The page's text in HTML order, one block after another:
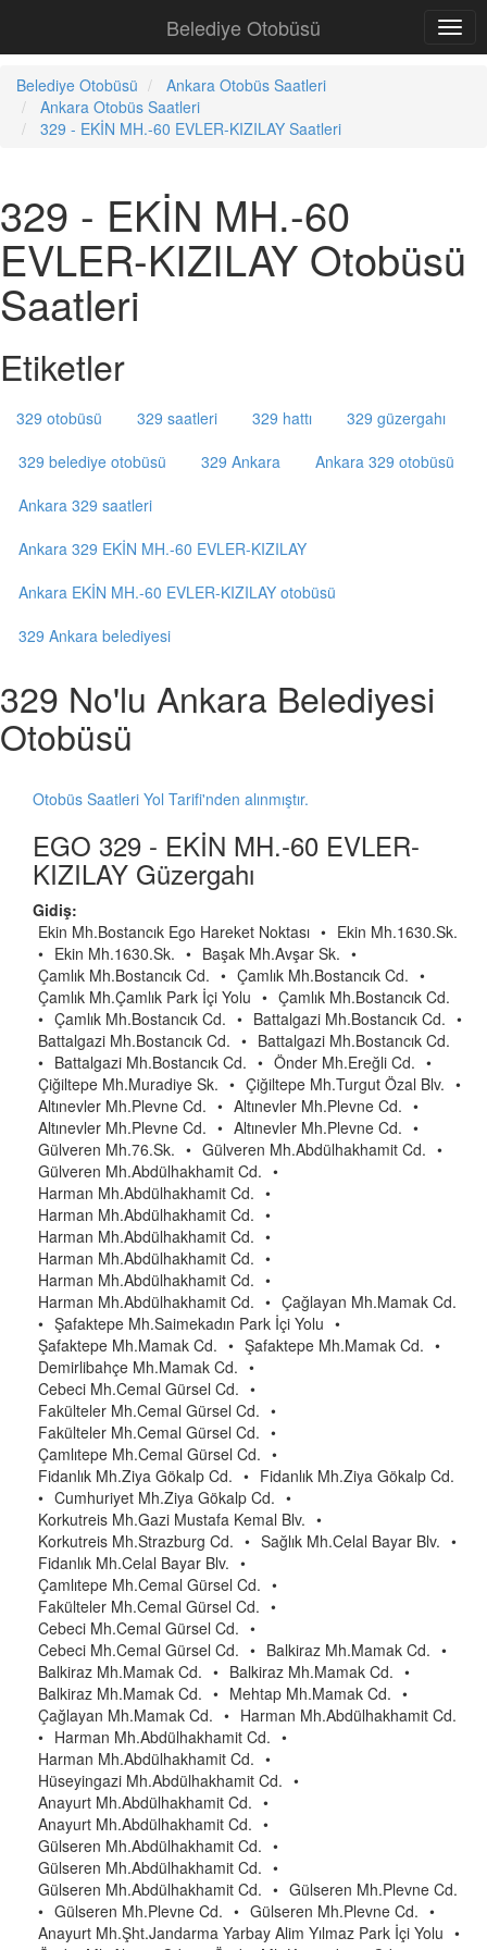
Belediye Otobüsü
Belediye Otobüsü
Ankara Otobüs Saatleri
Ankara Otobüs Saatleri
329 - EKİN MH.-60 EVLER-KIZILAY Saatleri
329 - EKİN MH.-60
EVLER-KIZILAY Otobüsü
Saatleri
Etiketler
329 otobüsü 329 saatleri 329 hattı
329 güzergahı
329 belediye otobüsü
329 Ankara
Ankara 329 otobüsü
Ankara 329 saatleri
Ankara 329 EKİN MH.-60 EVLER-KIZILAY
Ankara EKİN MH.-60 EVLER-KIZILAY otobüsü
329 Ankara belediyesi
329 No'lu Ankara Belediyesi
Otobüsü
Otobüs Saatleri Yol Tarifi'nden alınmıştır.
EGO 329 - EKİN MH.-60 EVLER-
KIZILAY Güzergahı
Gidiş:
Ekin Mh.Bostancık Ego Hareket Noktası • Ekin Mh.1630.Sk.
• Ekin Mh.1630.Sk. • Başak Mh.Avşar Sk. •
Çamlık Mh.Bostancık Cd. • Çamlık Mh.Bostancık Cd. •
Çamlık Mh.Çamlık Park İçi Yolu • Çamlık Mh.Bostancık Cd.
• Çamlık Mh.Bostancık Cd. • Battalgazi Mh.Bostancık Cd. •
Battalgazi Mh.Bostancık Cd. • Battalgazi Mh.Bostancık Cd.
• Battalgazi Mh.Bostancık Cd. • Önder Mh.Ereğli Cd. •
Çiğiltepe Mh.Muradiye Sk. • Çiğiltepe Mh.Turgut Özal Blv. •
Altınevler Mh.Plevne Cd. • Altınevler Mh.Plevne Cd. •
Altınevler Mh.Plevne Cd. • Altınevler Mh.Plevne Cd. •
Gülveren Mh.76.Sk. • Gülveren Mh.Abdülhakhamit Cd. •
Gülveren Mh.Abdülhakhamit Cd. •
Harman Mh.Abdülhakhamit Cd. •
Harman Mh.Abdülhakhamit Cd. •
Harman Mh.Abdülhakhamit Cd. •
Harman Mh.Abdülhakhamit Cd. •
Harman Mh.Abdülhakhamit Cd. •
Harman Mh.Abdülhakhamit Cd. • Çağlayan Mh.Mamak Cd.
• Şafaktepe Mh.Saimekadın Park İçi Yolu •
Şafaktepe Mh.Mamak Cd. • Şafaktepe Mh.Mamak Cd. •
Demirlibahçe Mh.Mamak Cd. •
Cebeci Mh.Cemal Gürsel Cd. •
Fakülteler Mh.Cemal Gürsel Cd. •
Fakülteler Mh.Cemal Gürsel Cd. •
Çamlıtepe Mh.Cemal Gürsel Cd. •
Fidanlık Mh.Ziya Gökalp Cd. • Fidanlık Mh.Ziya Gökalp Cd.
• Cumhuriyet Mh.Ziya Gökalp Cd. •
Korkutreis Mh.Gazi Mustafa Kemal Blv. •
Korkutreis Mh.Strazburg Cd. • Sağlık Mh.Celal Bayar Blv. •
Fidanlık Mh.Celal Bayar Blv. •
Çamlıtepe Mh.Cemal Gürsel Cd. •
Fakülteler Mh.Cemal Gürsel Cd. •
Cebeci Mh.Cemal Gürsel Cd. •
Cebeci Mh.Cemal Gürsel Cd. • Balkiraz Mh.Mamak Cd. •
Balkiraz Mh.Mamak Cd. • Balkiraz Mh.Mamak Cd. •
Balkiraz Mh.Mamak Cd. • Mehtap Mh.Mamak Cd. •
Çağlayan Mh.Mamak Cd. • Harman Mh.Abdülhakhamit Cd.
• Harman Mh.Abdülhakhamit Cd. •
Harman Mh.Abdülhakhamit Cd. •
Hüseyingazi Mh.Abdülhakhamit Cd. •
Anayurt Mh.Abdülhakhamit Cd. •
Anayurt Mh.Abdülhakhamit Cd. •
Gülseren Mh.Abdülhakhamit Cd. •
Gülseren Mh.Abdülhakhamit Cd. •
Gülseren Mh.Abdülhakhamit Cd. • Gülseren Mh.Plevne Cd.
• Gülseren Mh.Plevne Cd. • Gülseren Mh.Plevne Cd. •
Anayurt Mh.Şht.Jandarma Yarbay Alim Yılmaz Park İçi Yolu •